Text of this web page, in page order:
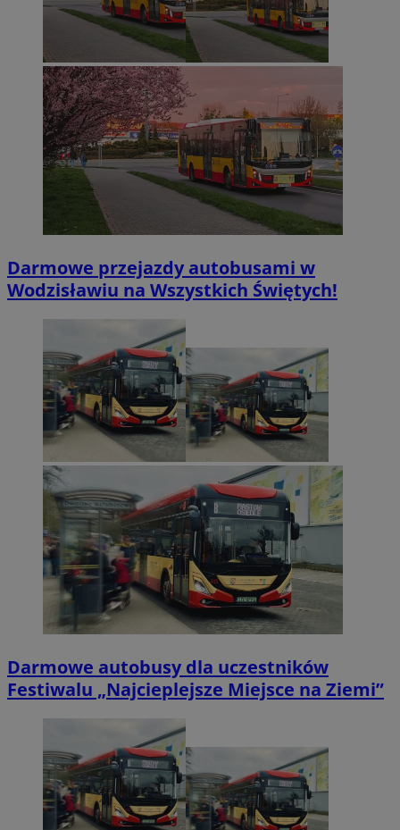
Darmowe przejazdy autobusami w
Wodzisławiu na Wszystkich Świętych!
Darmowe autobusy dla uczestników
Festiwalu „Najcieplejsze Miejsce na Ziemi”